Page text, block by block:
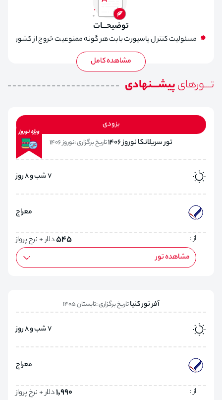
بیمه مسافرتی
توضیحـــات
مسئولیت کنترل پاسپورت بابت هر گونه ممنوعیت خروج از کشور
به عهده مسافر می‌باشد.
ویزای کشور سریلانکا فرودگاهی است، که پرداخت هزینه آن به
عهده مسافر هنگام ورود به فرودگاه کلمبو میباشد.
نرخ کودک زیر 2 سال 9,990,000 تومان میباشد.تـــورهایپیشـــنهادی
بزودی
ویژه نوروز
تور سریلانکا نوروز 1406 تاریخ برگزاری :نوروز 1406
7 شب و 8 روز
معراج
از : 545دلار + نرخ پرواز
مشاهده تور
آفر تور کنیاتاریخ برگزاری :تابستان 1405
7 شب و 8 روز
معراج
از : 1,990دلار + نرخ پرواز